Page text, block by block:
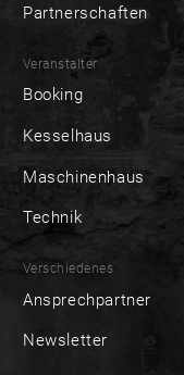
Partnerschaften
Veranstalter
Booking
Kesselhaus
Maschinenhaus
Technik
Verschiedenes
Ansprechpartner
Newsletter